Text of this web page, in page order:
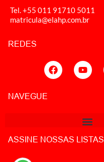
Tel. +55 011 91710 5011
matricula@elahp.com.br
REDES
NAVEGUE
ASSINE NOSSAS LISTAS